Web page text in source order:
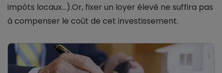
impôts locaux...).Or, fixer un loyer élevé ne suffira pas
à compenser le coût de cet investissement.